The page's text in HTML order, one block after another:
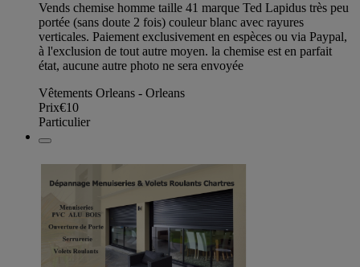
Vends chemise homme taille 41 marque Ted Lapidus très peu
portée (sans doute 2 fois) couleur blanc avec rayures
verticales. Paiement exclusivement en espèces ou via Paypal,
à l'exclusion de tout autre moyen. la chemise est en parfait
état, aucune autre photo ne sera envoyée
Vêtements Orleans - Orleans
Prix€10
Particulier